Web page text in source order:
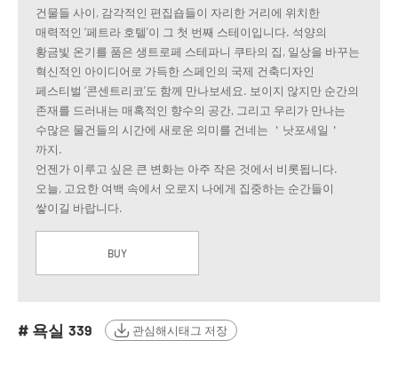
건물들 사이, 감각적인 편집숍들이 자리한 거리에 위치한
매력적인 ‘페트라 호텔’이 그 첫 번째 스테이입니다. 석양의
황금빛 온기를 품은 생트로페 스테파니 쿠타의 집, 일상을 바꾸는
혁신적인 아이디어로 가득한 스페인의 국제 건축디자인
페스티벌 ‘콘센트리코’도 함께 만나보세요. 보이지 않지만 순간의
존재를 드러내는 매혹적인 향수의 공간, 그리고 우리가 만나는
수많은 물건들의 시간에 새로운 의미를 건네는 ＇낫포세일＇
까지.
언젠가 이루고 싶은 큰 변화는 아주 작은 것에서 비롯됩니다.
오늘, 고요한 여백 속에서 오로지 나에게 집중하는 순간들이
쌓이길 바랍니다.
BUY
# 욕실 339 관심해시태그 저장